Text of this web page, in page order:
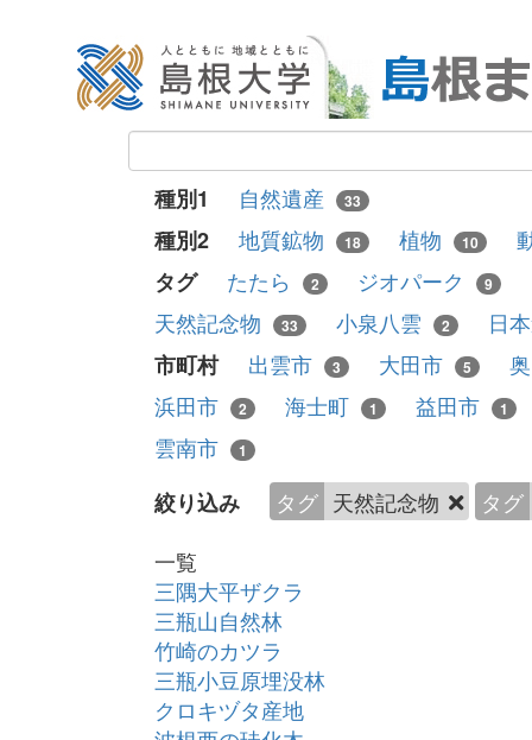
種別1 自然遺産 33
種別2 地質鉱物 18 植物 10
タグ
たたら 2 ジオパーク 9
天然記念物
33 小泉八雲 2
日
市町村
出雲市 3 大田市 5
浜田市
2 海士町 1 益田市 1
雲南市 1
絞り込み タグ 天然記念物
タグ
一覧
三隅大平ザクラ
三瓶山自然林
竹崎のカツラ
三瓶小豆原埋没林
クロキヅタ産地